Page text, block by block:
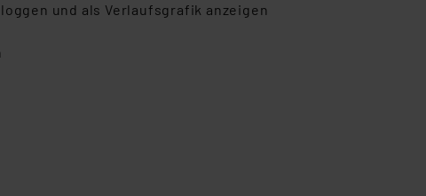
und als Verlaufsgrafik anzeigen